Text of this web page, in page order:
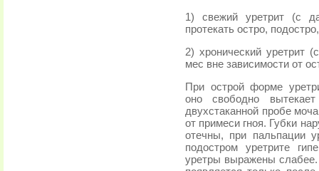
1) свежий уретрит (с
протекать остро,
2) хронический уретрит
мес вне зависимости от
При острой форме
оно свободно
двухстаканной пробе
от примеси гноя. Губки
отечны, при пальпации
подостром уретрите
уретры выражены слабее.